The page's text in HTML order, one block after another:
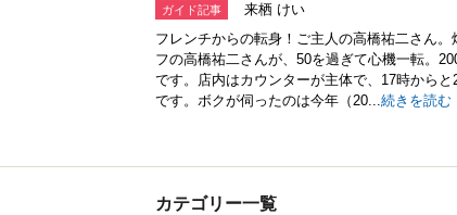
ガイド記事
来栖 けい
フレンチからの転身！ご主人の高橋祐二さん
フの高橋祐二さんが、50を過ぎて心機一転。
です。店内はカウンターが主体で、17時から
です。ボクが伺ったのは今年（20...続きを読む
カテゴリー一覧